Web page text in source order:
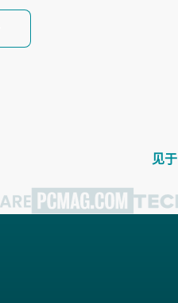
见于